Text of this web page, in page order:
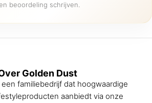
beoordeling schrijven.
Golden Dust
familiebedrijf dat hoogwaardige
aanbiedt via onze